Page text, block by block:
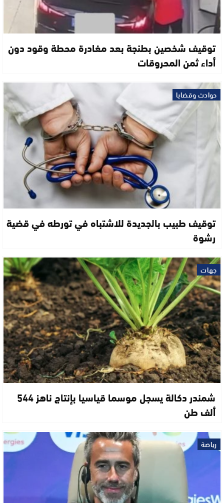
توقيف شخصين بطنجة بعد مغادرة محطة وقود دون
أداء ثمن المحروقات
حوادث وقضايا
توقيف طبيب بالجديدة للاشتباه في تورطه في قضية
رشوة
جهات
شمندر دكالة يسجل موسما قياسيا بإنتاج ناهز 544
ألف طن
رياضة